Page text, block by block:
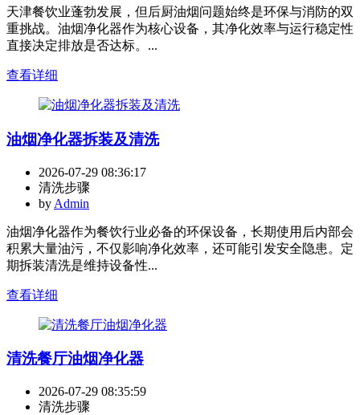
天津餐饮业蓬勃发展，但后厨油烟问题始终是环保与消防的双
重挑战。油烟净化器作为核心设备，其净化效率与运行稳定性
直接决定排放是否达标。...
查看详细
油烟净化器拆装及清洗
2026-07-29 08:36:17
清洗步骤
by Admin
油烟净化器作为餐饮行业必备的环保设备，长期使用后内部会
积累大量油污，不仅影响净化效率，还可能引发安全隐患。定
期拆装清洗是维持设备性...
查看详细
清洗餐厅油烟净化器
2026-07-29 08:35:59
清洗步骤